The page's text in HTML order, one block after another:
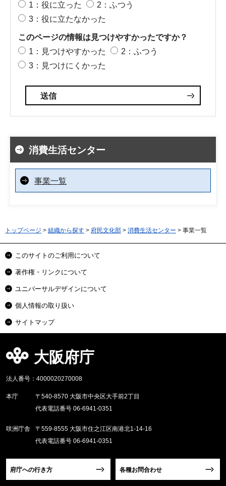
1：役に立った
2：ふつう
3：役に立たなかった
このページの情報は見つけやすかったですか？
1：見つけやすかった
2：ふつう
3：見つけにくかった
消費生活センター
事業一覧
トップページ > 組織から探す > 府民文化部 > 消費生活センター > 事業一覧
このサイトのご利用について
著作権・リンクについて
ユニバーサルデザインについて
個人情報の取り扱い
サイトマップ
大阪府庁
法人番号：4000020270008
本庁
〒540-8570 大阪市中央区大手前2丁目
代表電話番号 06-6941-0351
咲洲庁舎
〒559-8555 大阪市住之江区南港北1-14-16
代表電話番号 06-6941-0351
府庁への行き方 各種お問合わせ